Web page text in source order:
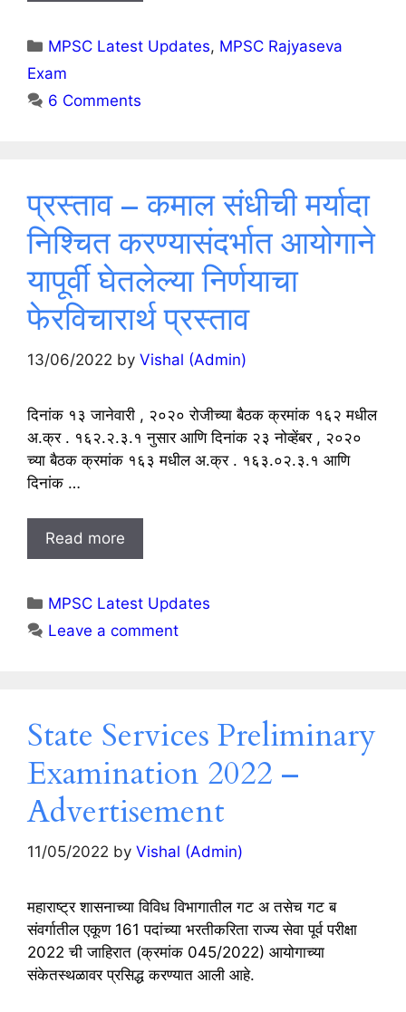
Categories
MPSC Latest Updates, MPSC Rajyaseva
Exam
6 Comments
प्रस्ताव – कमाल संधीची मर्यादा
निश्चित करण्यासंदर्भात आयोगाने
यापूर्वी घेतलेल्या निर्णयाचा
फेरविचारार्थ प्रस्ताव
13/06/2022 by Vishal (Admin)
दिनांक १३ जानेवारी , २०२० रोजीच्या बैठक क्रमांक १६२ मधील
अ.क्र . १६२.२.३.१ नुसार आणि दिनांक २३ नोव्हेंबर , २०२०
च्या बैठक क्रमांक १६३ मधील अ.क्र . १६३.०२.३.१ आणि
दिनांक …
Read more
Categories
MPSC Latest Updates
Leave a comment
State Services Preliminary
Examination 2022 –
Advertisement
11/05/2022 by Vishal (Admin)
महाराष्ट्र शासनाच्या विविध विभागातील गट अ तसेच गट ब
संवर्गातील एकूण 161 पदांच्या भरतीकरिता राज्य सेवा पूर्व परीक्षा
2022 ची जाहिरात (क्रमांक 045/2022) आयोगाच्या
संकेतस्थळावर प्रसिद्ध करण्यात आली आहे.